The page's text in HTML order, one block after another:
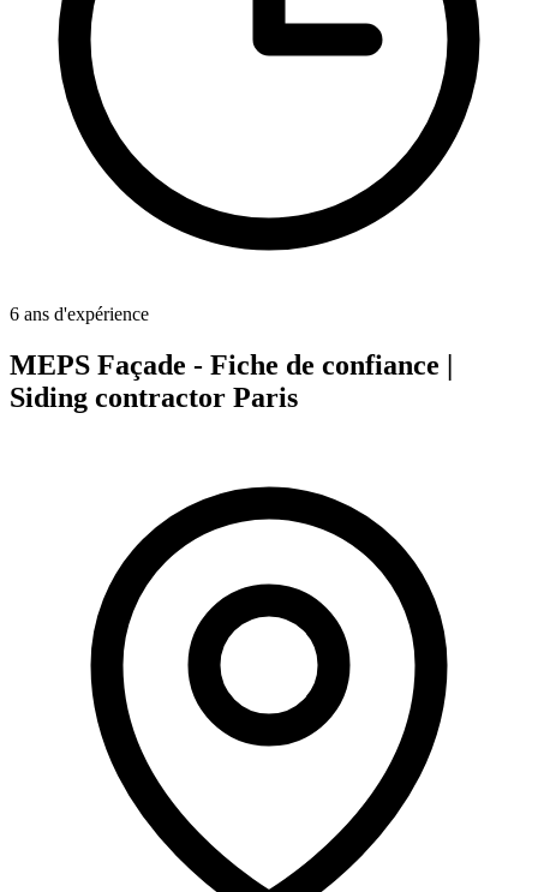
6 ans d'expérience
MEPS Façade - Fiche de confiance |
Siding contractor Paris